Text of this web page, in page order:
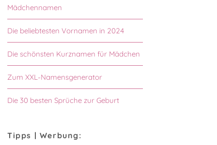
Mädchennamen
Die beliebtesten Vornamen in 2024
Die schönsten Kurznamen für Mädchen
Zum XXL-Namensgenerator
Die 30 besten Sprüche zur Geburt
Tipps | Werbung: